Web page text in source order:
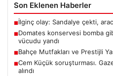
Son Eklenen Haberler
■İlginç olay: Sandalye çekti,
■Domates konservesi bomba
vücudu yandı
■Bahçe Mutfakları ve Prestijli
■Cem Küçük soruşturması.
alındı